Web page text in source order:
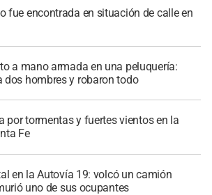
fue encontrada en situación de calle en
a mano armada en una peluquería:
dos hombres y robaron todo
por tormentas y fuertes vientos en la
Fe
en la Autovía 19: volcó un camión
uno de sus ocupantes